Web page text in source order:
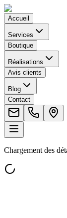
Accueil
Services
Boutique
Réalisations
Avis clients
Blog
Contact
Chargement des